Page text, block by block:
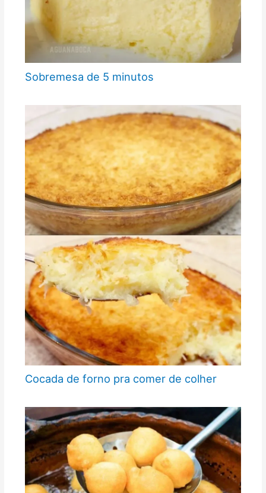
Sobremesa de 5 minutos
Cocada de forno pra comer de colher